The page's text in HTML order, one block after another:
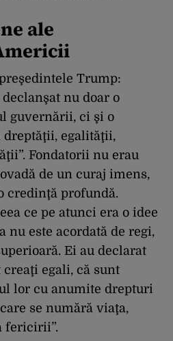
ale
Trump:
nu doar o
guvernării, ci şi o
egalităţii,
Fondatorii nu erau
de un curaj imens,
credinţă profundă.
ce pe atunci era o idee
nu este acordată de regi,
Ei au declarat
egali, că sunt
lor cu anumite drepturi
se numără viaţa,
fericirii”.